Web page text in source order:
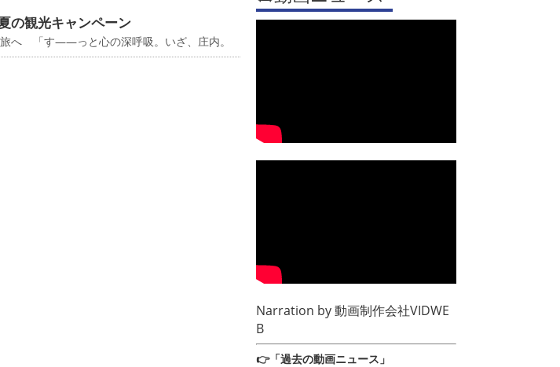
観光キャンペーン
「す――っと心の深呼吸。いざ、庄内。
Narration by動画制作会社VIDWE
B
👉「過去の動画ニュース」